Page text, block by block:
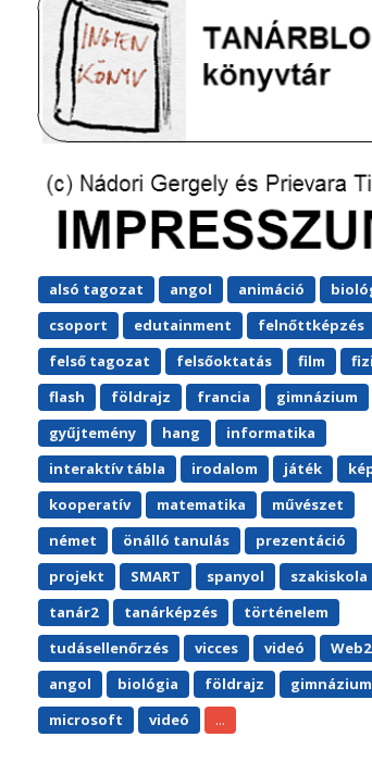
alsó tagozat angol animáció
csoport
edutainment
felnőttképzés
felső tagozat
felsőoktatás film
flash
földrajz francia
gimnázium
gyűjtemény
hang
informatika
interaktív tábla
irodalom játék
kooperatív
matematika
művészet
német
önálló tanulás
prezentáció
projekt
SMART spanyol
szakiskola
tanár2
tanárképzés
történelem
tudásellenőrzés
vicces videó Web2
angol
biológia földrajz
gimnázium
microsoft
videó ...